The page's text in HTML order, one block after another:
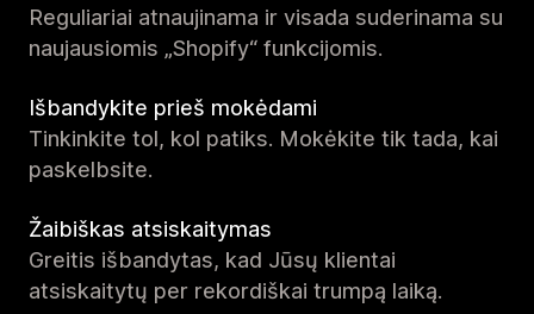
Reguliariai atnaujinama ir visada suderinama su
naujausiomis „Shopify“ funkcijomis.
Išbandykite prieš mokėdami
Tinkinkite tol, kol patiks. Mokėkite tik tada, kai
paskelbsite.
Žaibiškas atsiskaitymas
Greitis išbandytas, kad Jūsų klientai
atsiskaitytų per rekordiškai trumpą laiką.